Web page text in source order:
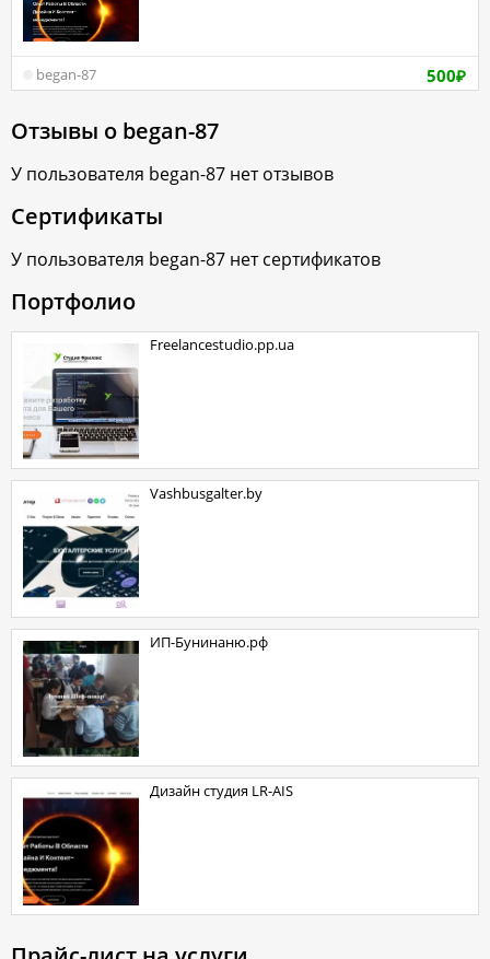
500₽
began-87
Отзывы о began-87
У пользователя began-87 нет отзывов
Сертификаты
У пользователя began-87 нет сертификатов
Портфолио
freelancestudio.pp.ua
vashbusgalter.by
ИП-Бунинаню.рф
Дизайн студия LR-AIS